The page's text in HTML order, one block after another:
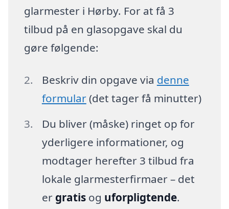
glarmester i Hørby. For at få 3
tilbud på en glasopgave skal du
gøre følgende:
Beskriv din opgave via denne
formular(det tager få minutter)
Du bliver (måske) ringet op for
yderligere informationer, og
modtager herefter 3 tilbud fra
lokale glarmesterfirmaer – det
er gratisog uforpligtende.